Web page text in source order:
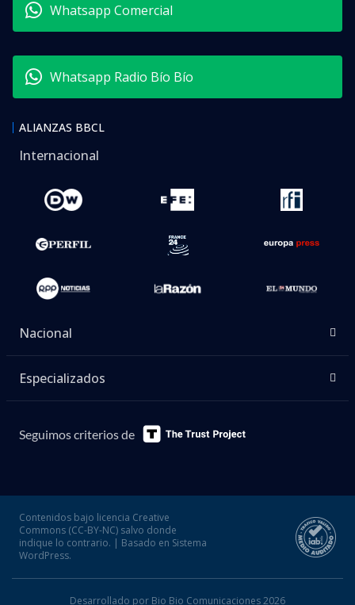
Whatsapp Comercial
Whatsapp Radio Bío Bío
ALIANZAS BBCL
Internacional
Nacional
Especializados
Seguimos criterios de
Contenidos bajo licencia Creative
Commons (CC-BY-NC) salvo donde
indique lo contrario. | Basado en Sistema
WordPress.
Desarrollado por Bio Bio Comunicaciones 2026